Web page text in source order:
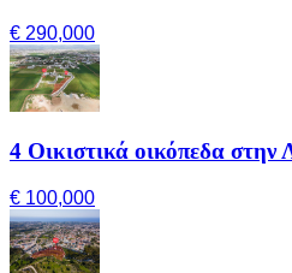
€ 290,000
4 Οικιστικά οικόπεδα στην
€ 100,000